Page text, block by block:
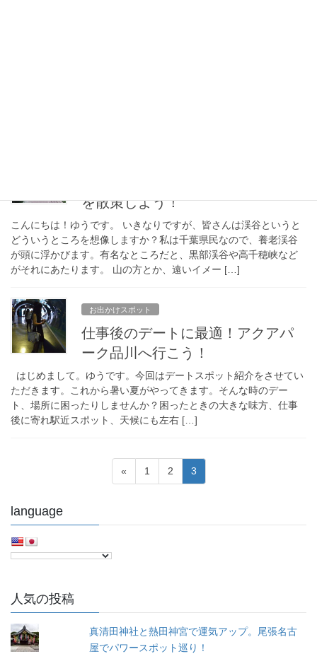
を散策しよう！
こんにちは！ゆうです。 いきなりですが、皆さんは渓谷というと
どういうところを想像しますか？私は千葉県民なので、養老渓谷
が頭に浮かびます。有名なところだと、黒部渓谷や高千穂峡など
がそれにあたります。 山の方とか、遠いイメー […]
お出かけスポット
仕事後のデートに最適！アクアパ
ーク品川へ行こう！
はじめまして。ゆうです。今回はデートスポット紹介をさせてい
ただきます。これから暑い夏がやってきます。そんな時のデー
ト、場所に困ったりしませんか？困ったときの大きな味方、仕事
後に寄れ駅近スポット、天候にも左右 […]
ナ
ビ
ゲ
シ
ョ
ン
«
固
定
1
固
定
2
固
定
3
language
人気の投稿
真清田神社と熱田神宮で運気アップ。尾張名古
屋でパワースポット巡り！